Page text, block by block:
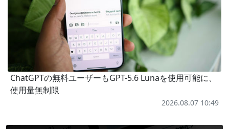
ChatGPTの無料ユーザーもGPT-5.6 Lunaを使用可能に、
使用量無制限
2026.08.07 10:49